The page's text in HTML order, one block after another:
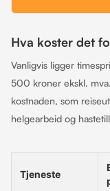
Hva koster det
Vanligvis ligger
500 kroner ekskl.
kostnaden, som
helgearbeid og
Tjeneste